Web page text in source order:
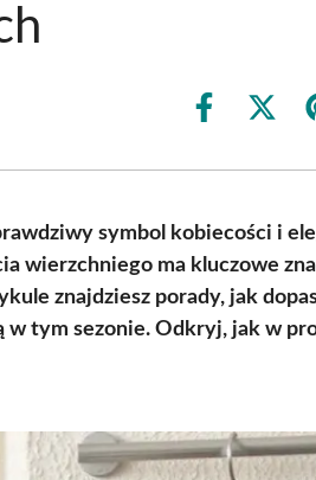
Share
Share
symbol kobiecości i
wierzchniego ma kluczowe
znajdziesz porady, jak
tym sezonie. Odkryj, jak w